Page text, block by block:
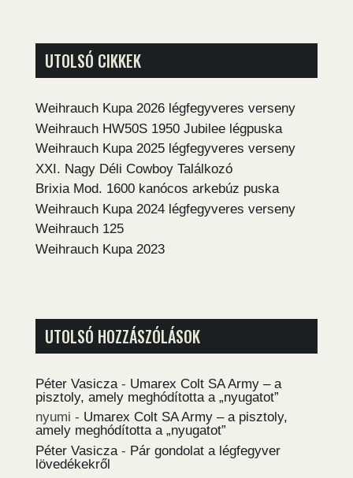
UTOLSÓ CIKKEK
Weihrauch Kupa 2026 légfegyveres verseny
Weihrauch HW50S 1950 Jubilee légpuska
Weihrauch Kupa 2025 légfegyveres verseny
XXI. Nagy Déli Cowboy Találkozó
Brixia Mod. 1600 kanócos arkebúz puska
Weihrauch Kupa 2024 légfegyveres verseny
Weihrauch 125
Weihrauch Kupa 2023
UTOLSÓ HOZZÁSZÓLÁSOK
Péter Vasicza - Umarex Colt SA Army – a
pisztoly, amely meghódította a „nyugatot”
nyumi - Umarex Colt SA Army – a pisztoly,
amely meghódította a „nyugatot”
Péter Vasicza - Pár gondolat a légfegyver
lövedékekről